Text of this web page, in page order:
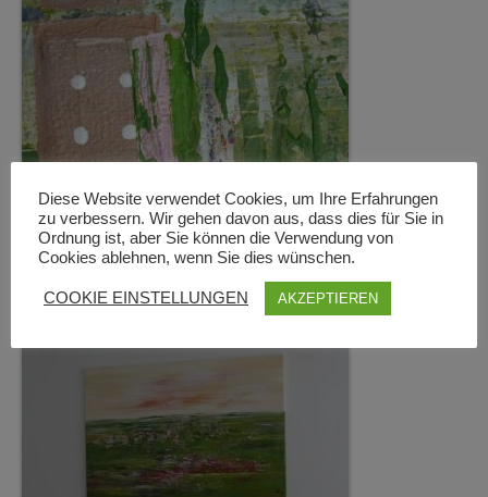
Diese Website verwendet Cookies, um Ihre Erfahrungen
zu verbessern. Wir gehen davon aus, dass dies für Sie in
Ordnung ist, aber Sie können die Verwendung von
Cookies ablehnen, wenn Sie dies wünschen.
COOKIE EINSTELLUNGEN AKZEPTIEREN